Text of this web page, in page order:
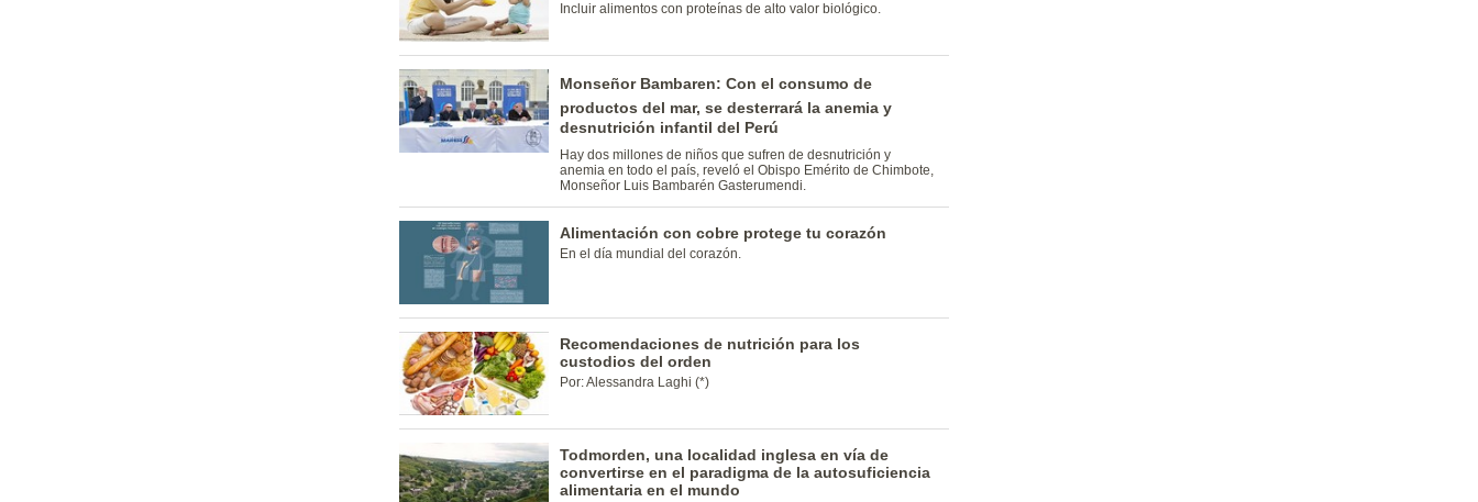
Incluir alimentos con proteínas de alto valor biológico.
Monseñor Bambaren: Con el consumo de
productos del mar, se desterrará la anemia y
desnutrición infantil del Perú
Hay dos millones de niños que sufren de desnutrición y
anemia en todo el país, reveló el Obispo Emérito de Chimbote,
Monseñor Luis Bambarén Gasterumendi.
Alimentación con cobre protege tu corazón
En el día mundial del corazón.
Recomendaciones de nutrición para los
custodios del orden
Por: Alessandra Laghi (*)
Todmorden, una localidad inglesa en vía de
convertirse en el paradigma de la autosuficiencia
alimentaria en el mundo